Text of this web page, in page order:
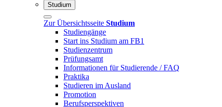
Studium
Zur Übersichtsseite Studium
Studiengänge
Start ins Studium am FB1
Studienzentrum
Prüfungsamt
Informationen für Studierende / FAQ
Praktika
Studieren im Ausland
Promotion
Berufsperspektiven